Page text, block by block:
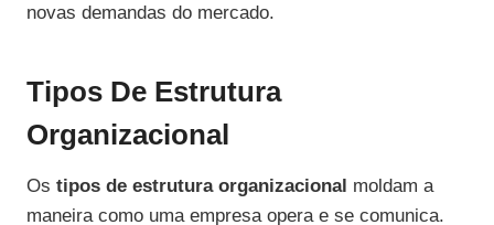
novas demandas do mercado.
Tipos De Estrutura
Organizacional
Os tipos de estrutura organizacional moldam a
maneira como uma empresa opera e se comunica.